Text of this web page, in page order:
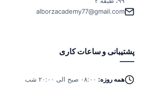
و ساعات کاری
روزه:۰۸:۰۰ صبح الی ۲۰:۰۰ شب